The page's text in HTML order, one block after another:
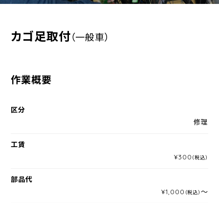
カゴ足取付（一般車）
作業概要
区分
修理
工賃
¥300 （税込）
部品代
¥1,000 （税込） ～